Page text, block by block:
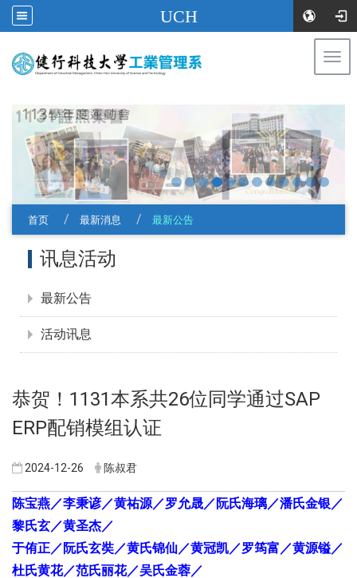
UCH
首页 最新消息 最新公告
讯息活动
最新公告
活动讯息
恭贺！1131本系共26位同学通过SAP
ERP配销模组认证
2024-12-26 陈叔君
陈宝燕／李秉谚／黄祐源／罗允晟／阮氏海璃／潘氏金银／
黎氏玄／黄圣杰／
于侑正／阮氏玄奘／黄氏锦仙／黄冠凯／罗筠富／黄源镒／
杜氏黄花／范氏丽花／吴氏金蓉／